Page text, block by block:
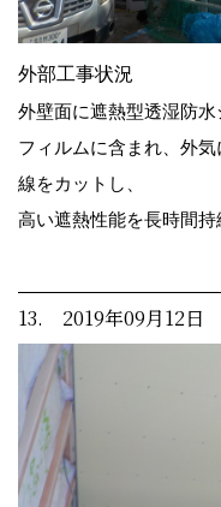
外部工事状況
外壁面に遮熱型透湿防水
フィルムに含まれ、外
線をカットし、
高い遮熱性能を長時間持
13. 2019年09月12日